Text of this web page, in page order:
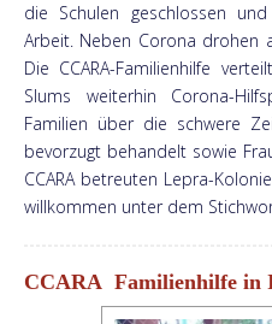
die Schulen geschlossen
Arbeit. Neben Corona drohen
Die CCARA-Familienhilfe
Slums weiterhin Corona-
Familien über die schwere
bevorzugt behandelt sowie
CCARA betreuten Lepra-
willkommen unter dem
CCARA Familienhilfe in